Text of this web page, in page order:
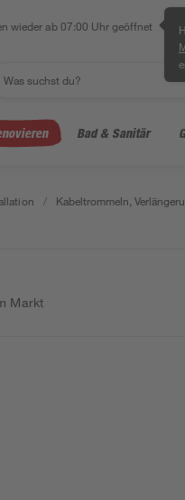
wieder ab 07:00 Uhr geöffnet
Bad & Sanitär
/ Kabeltrommeln,
Markt